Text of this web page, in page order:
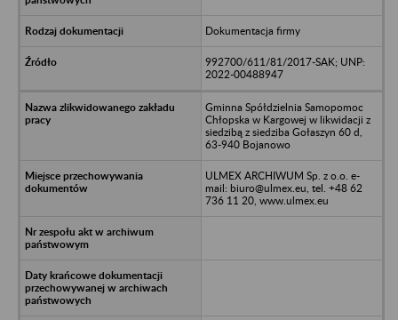
Dokumentacja firmy
992700/611/81/2017-SAK; UNP:
2022-00488947
Gminna Spółdzielnia Samopomoc
Chłopska w Kargowej w likwidacji z
siedzibą z siedziba Gołaszyn 60 d,
63-940 Bojanowo
ULMEX ARCHIWUM Sp. z o.o. e-
mail: biuro@ulmex.eu, tel. +48 62
736 11 20, www.ulmex.eu